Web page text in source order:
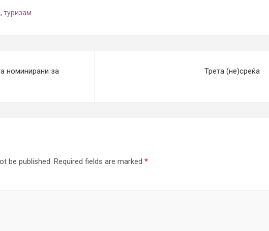
, туризам
номинирани за
Трета (не)среќа
be published. Required fields are marked *